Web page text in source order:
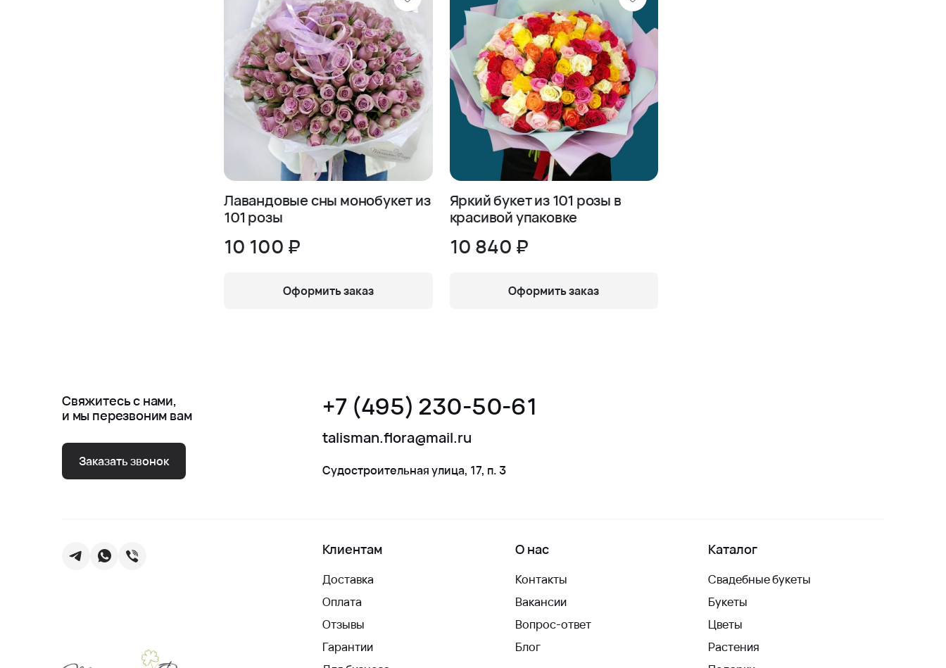
Лавандовые сны монобукет из
101 розы
10 100 ₽
Оформить заказ
Яркий букет из 101 розы в
красивой упаковке
10 840 ₽
Оформить заказ
Свяжитесь с нами,
и мы перезвоним вам
Заказать звонок
+7 (495) 230-50-61
talisman.flora@mail.ru
Судостроительная улица, 17, п. 3
Клиентам
Доставка
Оплата
Отзывы
Гарантии
О нас
Контакты
Вакансии
Вопрос-ответ
Блог
Каталог
Свадебные букеты
Букеты
Цветы
Растения